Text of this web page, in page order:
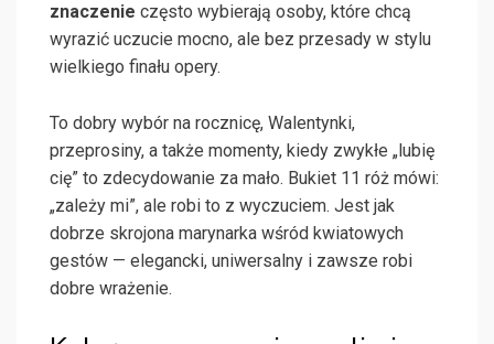
znaczenie często wybierają osoby, które chcą
wyrazić uczucie mocno, ale bez przesady w stylu
wielkiego finału opery.
To dobry wybór na rocznicę, Walentynki,
przeprosiny, a także momenty, kiedy zwykłe „lubię
cię” to zdecydowanie za mało. Bukiet 11 róż mówi:
„zależy mi”, ale robi to z wyczuciem. Jest jak
dobrze skrojona marynarka wśród kwiatowych
gestów — elegancki, uniwersalny i zawsze robi
dobre wrażenie.